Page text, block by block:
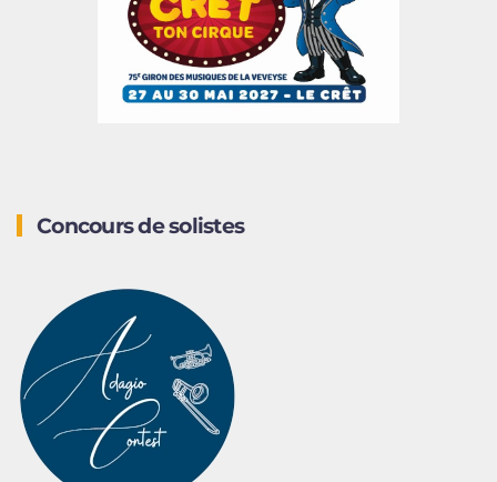
Concours de solistes